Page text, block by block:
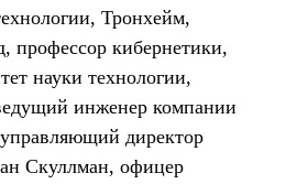
Тронхейм,
профессор кибернетики,
науки технологии,
инженер компании
директор
Скуллман, офицер